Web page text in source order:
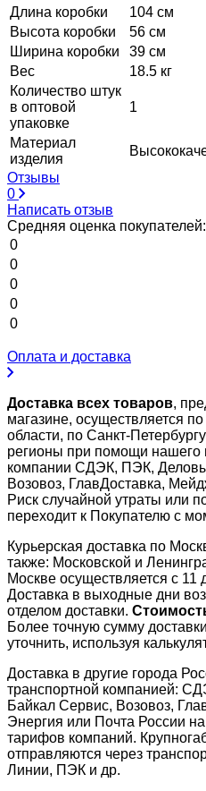
Длина коробки
104 см
Высота коробки
56 см
Ширина коробки
39 см
Вес
18.5 кг
Количество штук
в оптовой
упаковке
1
Материал
изделия
Отзывы
0
Написать отзыв
Средняя оценка покупателей:
0
0
0
0
0
Оплата и доставка
Доставка всех товаров,
магазине, осуществляется
области, по Санкт-
регионы при помощи нашего
компании СДЭК, ПЭК,
Возовоз, ГлавДоставка,
Риск случайной утраты или
переходит к Покупателю с
Курьерская доставка по
также: Московской и
Москве осуществляется с 11
Доставка в выходные дни
отделом доставки.
Более точную сумму
уточнить, используя
Доставка в другие города
транспортной компанией:
Байкал Сервис, Возовоз,
Энергия или Почта России
тарифов компаний.
отправляются через
Линии, ПЭК и др.